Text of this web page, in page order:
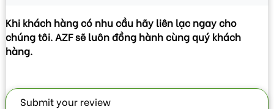
Khi khách hàng có nhu cầu hãy liên lạc ngay cho
chúng tôi. AZF sẽ luôn đồng hành cùng quý khách
hàng.
Submit your review